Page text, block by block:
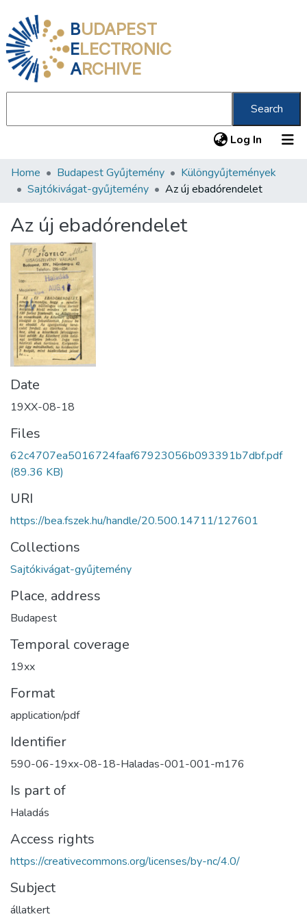
BUDAPEST
ELECTRONIC
ARCHIVE
Search
Log In (current)
Communities & Collections
Statistics
About us
Home Budapest Gyűjtemény
Különgyűjtemények
Sajtókivágat-gyűjtemény
Az új ebadórendelet
Az új ebadórendelet
Date
19XX-08-18
Files
62c4707ea5016724faaf67923056b093391b7dbf.pdf
(89.36 KB)
URI
https://bea.fszek.hu/handle/20.500.14711/127601
Collections
Sajtókivágat-gyűjtemény
Place, address
Budapest
Temporal coverage
19xx
Format
application/pdf
Identifier
590-06-19xx-08-18-Haladas-001-001-m176
Is part of
Haladás
Access rights
https://creativecommons.org/licenses/by-nc/4.0/
Subject
állatkert